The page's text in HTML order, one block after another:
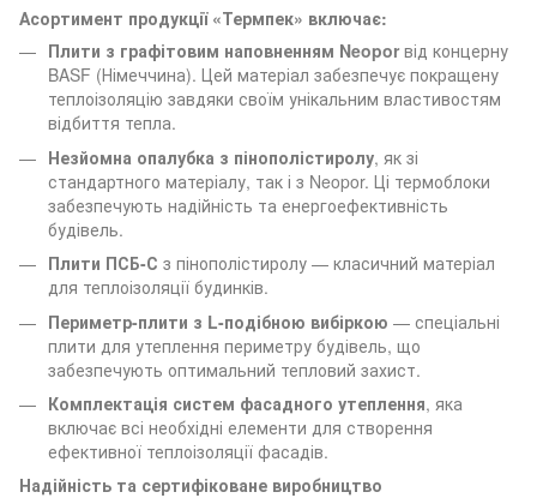
Асортимент продукції «Термпек» включає:
Плити з графітовим наповненням Neopor від концерну
BASF (Німеччина). Цей матеріал забезпечує покращену
теплоізоляцію завдяки своїм унікальним властивостям
відбиття тепла.
Незйомна опалубка з пінополістиролу, як зі
стандартного матеріалу, так і з Neopor. Ці термоблоки
забезпечують надійність та енергоефективність
будівель.
Плити ПСБ-С з пінополістиролу — класичний матеріал
для теплоізоляції будинків.
Периметр-плити з L-подібною вибіркою — спеціальні
плити для утеплення периметру будівель, що
забезпечують оптимальний тепловий захист.
Комплектація систем фасадного утеплення, яка
включає всі необхідні елементи для створення
ефективної теплоізоляції фасадів.
Надійність та сертифіковане виробництво